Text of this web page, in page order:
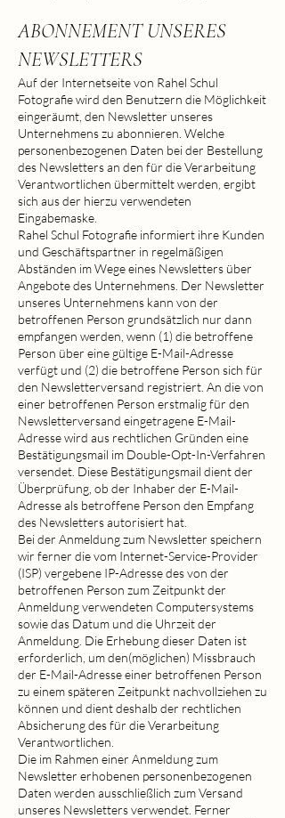
ABONNEMENT UNSERES
NEWSLETTERS
Auf der Internetseite von Rahel Schul
Fotografie wird den Benutzern die Möglichkeit
eingeräumt, den Newsletter unseres
Unternehmens zu abonnieren. Welche
personenbezogenen Daten bei der Bestellung
des Newsletters an den für die Verarbeitung
Verantwortlichen übermittelt werden, ergibt
sich aus der hierzu verwendeten
Eingabemaske.
Rahel Schul Fotografie informiert ihre Kunden
und Geschäftspartner in regelmäßigen
Abständen im Wege eines Newsletters über
Angebote des Unternehmens. Der Newsletter
unseres Unternehmens kann von der
betroffenen Person grundsätzlich nur dann
empfangen werden, wenn (1) die betroffene
Person über eine gültige E-Mail-Adresse
verfügt und (2) die betroffene Person sich für
den Newsletterversand registriert. An die von
einer betroffenen Person erstmalig für den
Newsletterversand eingetragene E-Mail-
Adresse wird aus rechtlichen Gründen eine
Bestätigungsmail im Double-Opt-In-Verfahren
versendet. Diese Bestätigungsmail dient der
Überprüfung, ob der Inhaber der E-Mail-
Adresse als betroffene Person den Empfang
des Newsletters autorisiert hat.
Bei der Anmeldung zum Newsletter speichern
wir ferner die vom Internet-Service-Provider
(ISP) vergebene IP-Adresse des von der
betroffenen Person zum Zeitpunkt der
Anmeldung verwendeten Computersystems
sowie das Datum und die Uhrzeit der
Anmeldung. Die Erhebung dieser Daten ist
erforderlich, um den(möglichen) Missbrauch
der E-Mail-Adresse einer betroffenen Person
zu einem späteren Zeitpunkt nachvollziehen zu
können und dient deshalb der rechtlichen
Absicherung des für die Verarbeitung
Verantwortlichen.
Die im Rahmen einer Anmeldung zum
Newsletter erhobenen personenbezogenen
Daten werden ausschließlich zum Versand
unseres Newsletters verwendet. Ferner